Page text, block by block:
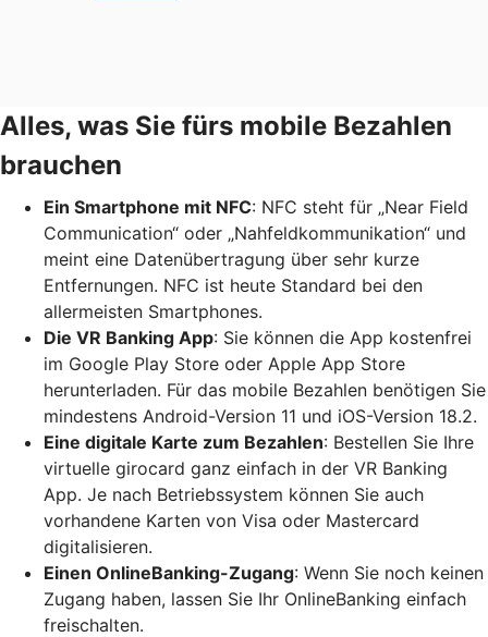
Alles, was Sie fürs mobile Bezahlen
brauchen
Ein Smartphone mit NFC: NFC steht für „Near Field
Communication“ oder „Nahfeldkommunikation“ und
meint eine Datenübertragung über sehr kurze
Entfernungen. NFC ist heute Standard bei den
allermeisten Smartphones.
Die VR Banking App: Sie können die App kostenfrei
im Google Play Store oder Apple App Store
herunterladen. Für das mobile Bezahlen benötigen Sie
mindestens Android-Version 11 und iOS-Version 18.2.
Eine digitale Karte zum Bezahlen: Bestellen Sie Ihre
virtuelle girocard ganz einfach in der VR Banking
App. Je nach Betriebssystem können Sie auch
vorhandene Karten von Visa oder Mastercard
digitalisieren.
Einen OnlineBanking-Zugang: Wenn Sie noch keinen
Zugang haben, lassen Sie Ihr OnlineBanking einfach
freischalten.